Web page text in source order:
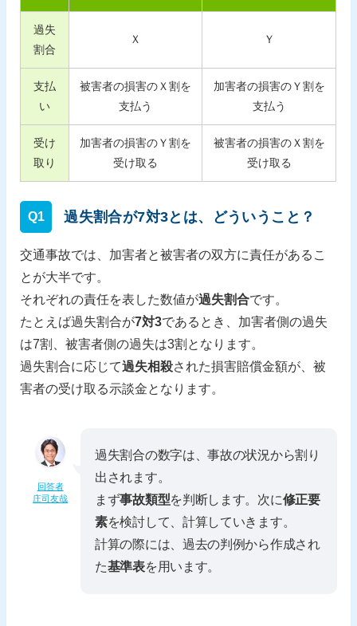
過失
割合
Ｘ Ｙ
支払
い
被害者の損害のＸ割を
支払う
加害者の損害のＹ割を
支払う
受け
取り
加害者の損害のＹ割を
受け取る
被害者の損害のＸ割を
受け取る
Q1 過失割合が7対3とは、どういうこと？
交通事故では、加害者と被害者の双方に責任があるこ
とが大半です。
それぞれの責任を表した数値が過失割合です。
たとえば過失割合が7対3であるとき、加害者側の過失
は7割、被害者側の過失は3割となります。
過失割合に応じて過失相殺された損害賠償金額が、被
害者の受け取る示談金となります。
回答者
庄司友哉
過失割合の数字は、事故の状況から割り
出されます。
まず事故類型を判断します。次に修正要
素を検討して、計算していきます。
計算の際には、過去の判例から作成され
た基準表を用います。